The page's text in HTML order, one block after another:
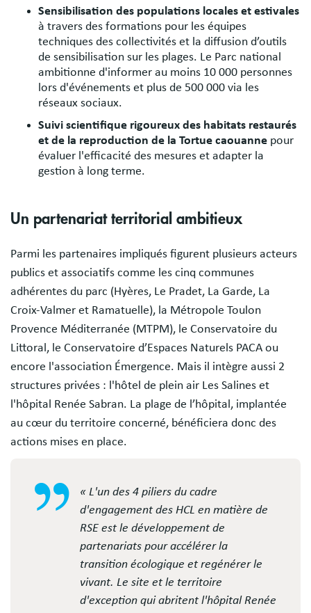
Sensibilisation des populations locales et estivales
à travers des formations pour les équipes
techniques des collectivités et la diffusion d’outils
de sensibilisation sur les plages. Le Parc national
ambitionne d'informer au moins 10 000 personnes
lors d'événements et plus de 500 000 via les
réseaux sociaux.
Suivi scientifique rigoureux des habitats restaurés
et de la reproduction de la Tortue caouanne pour
évaluer l'efficacité des mesures et adapter la
gestion à long terme.
Un partenariat territorial ambitieux
Parmi les partenaires impliqués figurent plusieurs acteurs
publics et associatifs comme les cinq communes
adhérentes du parc (Hyères, Le Pradet, La Garde, La
Croix-Valmer et Ramatuelle), la Métropole Toulon
Provence Méditerranée (MTPM), le Conservatoire du
Littoral, le Conservatoire d’Espaces Naturels PACA ou
encore l'association Émergence. Mais il intègre aussi 2
structures privées : l'hôtel de plein air Les Salines et
l'hôpital Renée Sabran. La plage de l’hôpital, implantée
au cœur du territoire concerné, bénéficiera donc des
actions mises en place.
« L'un des 4 piliers du cadre
d'engagement des HCL en matière de
RSE est le développement de
partenariats pour accélérer la
transition écologique et regénérer le
vivant. Le site et le territoire
d'exception qui abritent l'hôpital Renée